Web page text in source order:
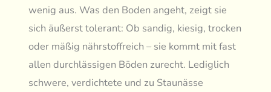
wenig aus. Was den Boden angeht, zeigt sie
sich äußerst tolerant: Ob sandig, kiesig, trocken
oder mäßig nährstoffreich – sie kommt mit fast
allen durchlässigen Böden zurecht. Lediglich
schwere, verdichtete und zu Staunässe